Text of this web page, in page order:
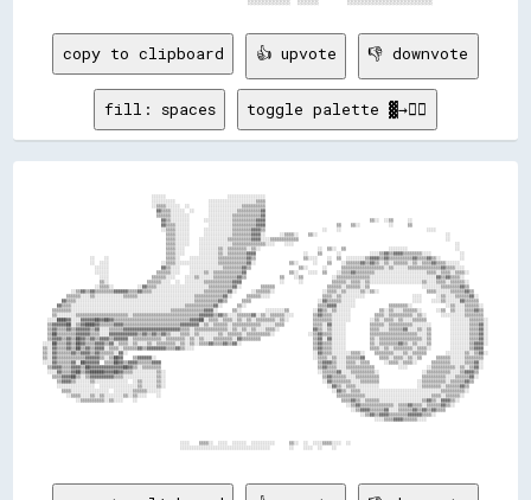
copy to clipboard 👍 upvote 👎 downvote
fill: spaces toggle palette ▓→✊🏽